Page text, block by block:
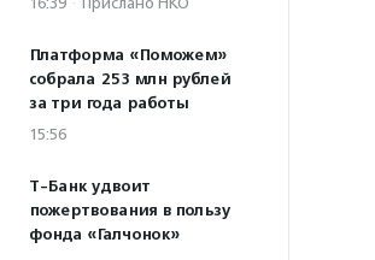
Платформа «Поможем»
собрала 253 млн рублей
за три года работы
15:56
Т-Банк удвоит
пожертвования в пользу
фонда «Галчонок»